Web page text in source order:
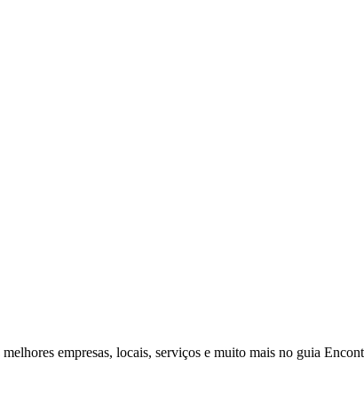
empresas, locais, serviços e muito mais no guia